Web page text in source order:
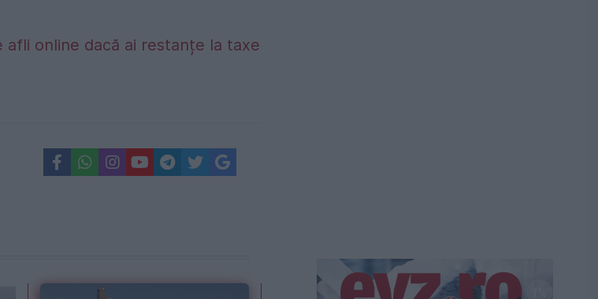
afli online dacă ai restanțe la taxe